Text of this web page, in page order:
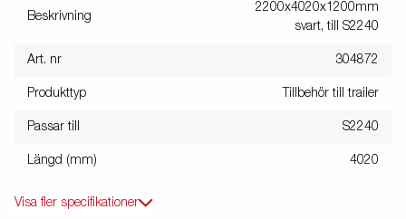
Beskrivning
2200x4020x1200mm
svart, till S2240
Art. nr 304872
Produkttyp Tillbehör till trailer
Passar till S2240
Längd (mm) 4020
Visa fler specifikationer